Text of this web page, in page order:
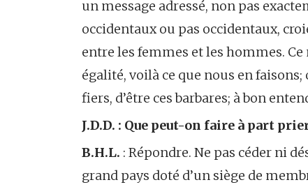
un message adressé, non pas
occidentaux ou pas occidentaux,
entre les femmes et les hommes. Ce
égalité, voilà ce que nous en
fiers, d’être ces barbares; à bon
J.D.D. : Que peut-on faire à part
B.H.L. : Répondre. Ne pas céder ni
grand pays doté d’un siège de